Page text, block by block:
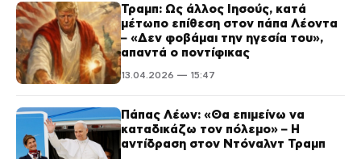
Τραμπ: Ως άλλος Ιησούς, κατά
μέτωπο επίθεση στον πάπα Λέοντα
– «Δεν φοβάμαι την ηγεσία του»,
απαντά ο ποντίφικας
13.04.2026 — 15:47
Πάπας Λέων: «Θα επιμείνω να
καταδικάζω τον πόλεμο» – Η
αντίδραση στον Ντόναλντ Τραμπ